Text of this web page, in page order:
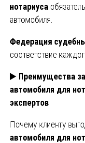
нотариуса
автомобиля.
Федерация
соответствие
▶️ Преимущества
автомобиля для
экспертов
Почему клиенту
автомобиля для